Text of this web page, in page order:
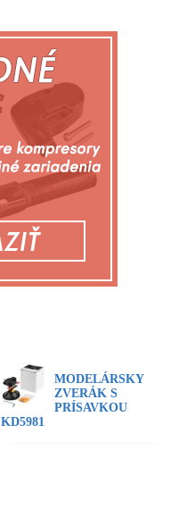
MODELÁRSKY
ZVERÁK S
PRÍSAVKOU
KD5981